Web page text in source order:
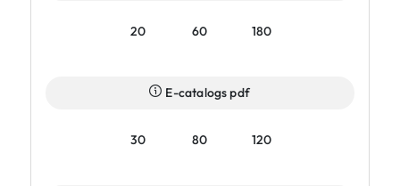
20 60 180
E-catalogs pdf
30 80 120